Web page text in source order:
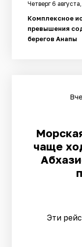
Четверг 6
Комплексное
превышения
берегов Анапы
чаще
Эти